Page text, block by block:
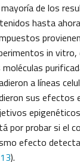
de los
hasta
in vitro,
moléculas
a líneas
sus efectos
por probar si el
efecto
).